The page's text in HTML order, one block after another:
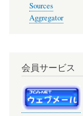
Sources
Aggregator
会員サービス